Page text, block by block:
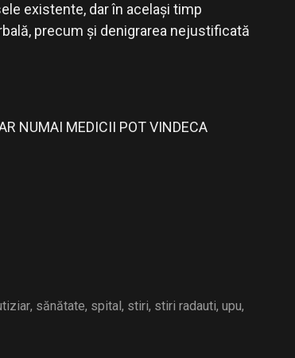
existente, dar în același timp
precum și denigrarea nejustificată
NUMAI MEDICII POT VINDECA
, sănătate, spital, stiri, stiri radauti, upu,